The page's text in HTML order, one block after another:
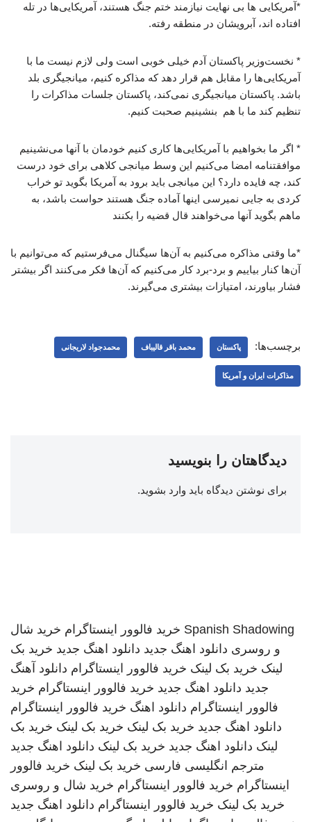
*آمریکایی ها بی نهایت نیازمند ختم جنگ هستند، آمریکایی‌ها در تله
افتاده اند، آبرویشان در منطقه رفته.
* نخست‌وزیر پاکستان آدم خیلی خوبی است ولی لازم نیست ما با
آمریکایی‌ها را مقابل هم قرار دهد که مذاکره کنیم، میانجیگری بلد
باشد. پاکستان میانجیگری نمی‌کند، پاکستان جلسات مذاکرات را
تنظیم کند ما با هم بنشینیم صحبت کنیم.
* اگر ما بخواهیم با آمریکایی‌ها کاری کنیم خودمان با آنها می‌نشینیم
موافقتنامه امضا می‌کنیم این وسط میانجی کلاهی برای خود درست
کند، چه فایده دارد؟ این میانجی باید برود به آمریکا بگوید تو خراب
کردی به جایی نمیرسی اینها آماده جنگ هستند حواست باشد، به
ماهم بگوید آنها می‌خواهند قال قضیه را بکنند
*ما وقتی مذاکره می‌کنیم به آن‌ها سیگنال می‌فرستیم که می‌توانیم با
آن‌ها کنار بیاییم و برد-برد کار می‌کنیم که آن‌ها فکر می‌کنند اگر بیشتر
فشار بیاورند، امتیازات بیشتری می‌گیرند.
برچسب‌ها: پاکستان محمد باقر قالیباف محمدجواد لاریجانی
مذاکرات ایران و آمریکا
دیدگاهتان را بنویسید
برای نوشتن دیدگاه باید وارد بشوید.
Spanish Shadowing خرید فالوور اینستاگرام خرید شال
و روسری دانلود اهنگ جدید دانلود اهنگ جدید خرید بک
لینک خرید بک لینک خرید فالوور اینستاگرام دانلود آهنگ
جدید دانلود اهنگ جدید خرید فالوور اینستاگرام خرید
فالوور اینستاگرام دانلود اهنگ خرید فالوور اینستاگرام
دانلود اهنگ جدید خرید بک لینک خرید بک لینک خرید بک
لینک دانلود اهنگ جدید خرید بک لینک دانلود اهنگ جدید
مترجم انگلیسی فارسی خرید بک لینک خرید فالوور
اینستاگرام خرید فالوور اینستاگرام خرید شال و روسری
خرید بک لینک خرید فالوور اینستاگرام دانلود اهنگ جدید